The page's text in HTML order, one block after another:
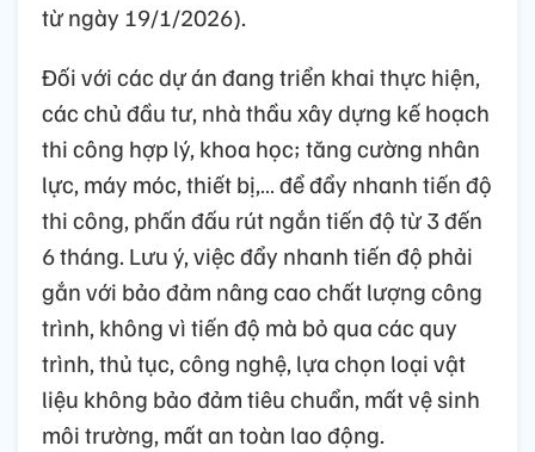
từ ngày 19/1/2026).
Đối với các dự án đang triển khai thực hiện,
các chủ đầu tư, nhà thầu xây dựng kế hoạch
thi công hợp lý, khoa học; tăng cường nhân
lực, máy móc, thiết bị,… để đẩy nhanh tiến độ
thi công, phấn đấu rút ngắn tiến độ từ 3 đến
6 tháng. Lưu ý, việc đẩy nhanh tiến độ phải
gắn với bảo đảm nâng cao chất lượng công
trình, không vì tiến độ mà bỏ qua các quy
trình, thủ tục, công nghệ, lựa chọn loại vật
liệu không bảo đảm tiêu chuẩn, mất vệ sinh
môi trường, mất an toàn lao động.